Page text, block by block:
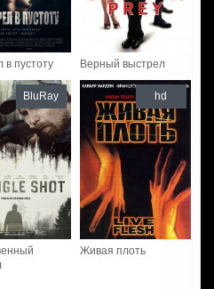
в пустоту Верный выстрел
BluRay
Живая плоть
hd